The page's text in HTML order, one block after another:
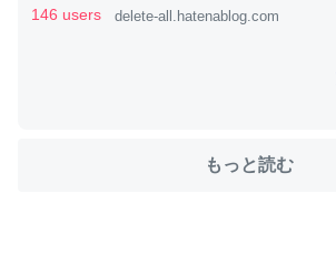
─たまにLINEするくらいだった遠方の父67歳と
コミュニケーションが劇的に変化した｜tayorini
ちょうど同じ理由でEcho Show 8を設定
146 users delete-all.hatenablog.com
もっと読む